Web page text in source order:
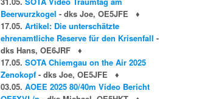
Beerwurzkogel - dks Joe, OE5JFE
♦
17.05. Artikel: Die unterschätzte
ehrenamtliche Reserve für den Krisenfall -
dks Hans, OE6JRF
♦
17.05. SOTA Chiemgau on the Air 2025
Zenokopf- dks Joe, OE5JFE
♦
03.05. AOEE 2025 80/40m Video Bericht